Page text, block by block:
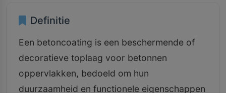
Definitie
Een betoncoating is een beschermende of
decoratieve toplaag voor betonnen
oppervlakken, bedoeld om hun
duurzaamheid en functionele eigenschappen